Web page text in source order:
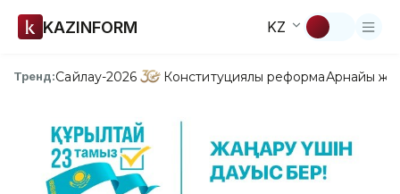
KAZINFORM KZ
Тренд:Сайлау-2026 Конституциялық реформаАрнайы